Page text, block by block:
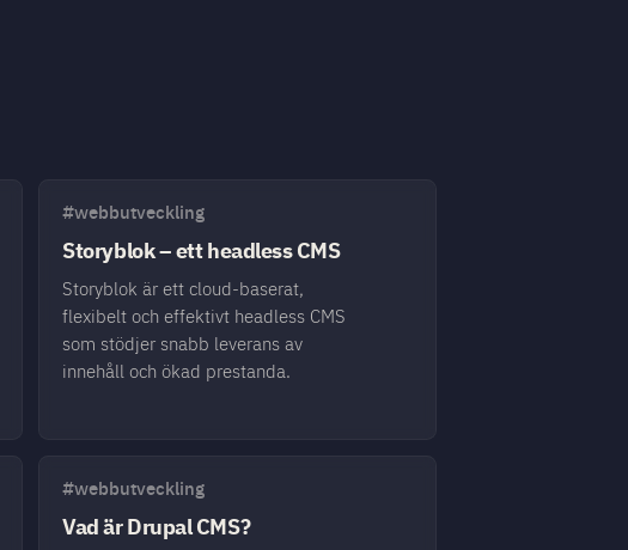
#webbutveckling
Storyblok – ett headless CMS
Storyblok är ett cloud-baserat,
flexibelt och effektivt headless CMS
som stödjer snabb leverans av
innehåll och ökad prestanda.
#webbutveckling
Vad är Drupal CMS?